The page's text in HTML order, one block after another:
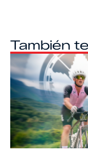
También